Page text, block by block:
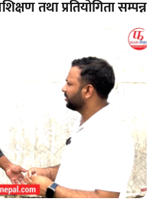
तथा प्रतियोगिता सम्पन्न